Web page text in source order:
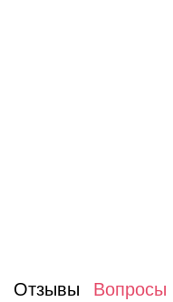
Отзывы Вопросы